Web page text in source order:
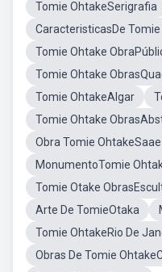
Tomie OhtakeSerigrafia
CaracteristicasDe
Tomie Ohtake
Tomie Ohtake
Tomie OhtakeAlgar
Tomie Ohtake
Obra Tomie
MonumentoTomie
Tomie Otake
Arte De TomieOtaka
Tomie OhtakeRio De
Obras De Tomie